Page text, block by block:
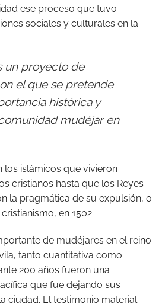
ese proceso que tuvo
sociales y culturales en la
un proyecto de
el que se pretende
histórica y
mudéjar en
los islámicos que vivieron
cristianos hasta que los Reyes
la pragmática de su expulsión, o
en 1502.
de mudéjares en el reino
tanto cuantitativa como
200 años fueron una
que fue dejando sus
ciudad. El testimonio material